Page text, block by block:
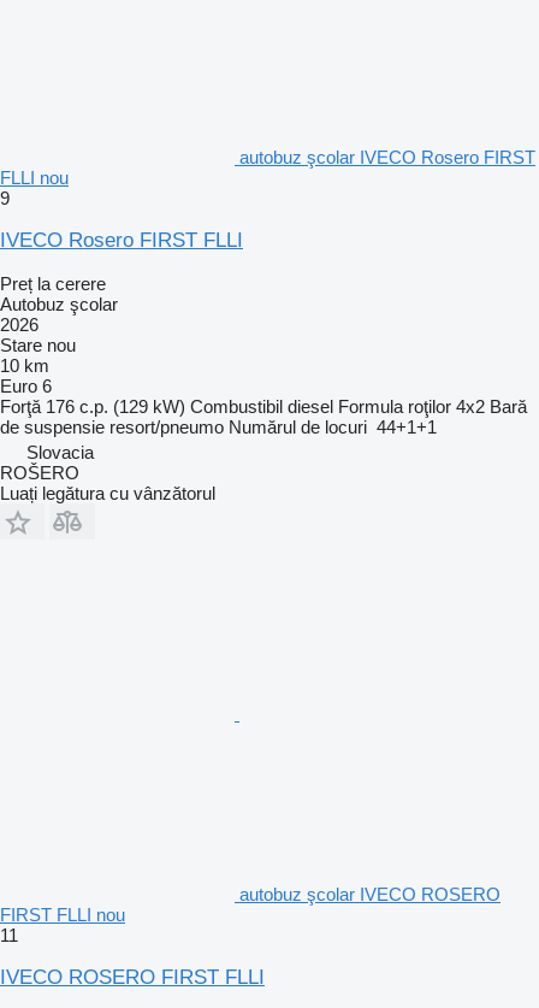
autobuz şcolar IVECO Rosero FIRST
FLLI nou
9
IVECO Rosero FIRST FLLI
Preț la cerere
Autobuz şcolar
2026
Stare nou
10 km
Euro 6
Forţă 176 c.p. (129 kW) Combustibil diesel Formula roţilor 4x2 Bară
de suspensie resort/pneumo Numărul de locuri 44+1+1
Slovacia
ROŠERO
Luați legătura cu vânzătorul
autobuz şcolar IVECO ROSERO
FIRST FLLI nou
11
IVECO ROSERO FIRST FLLI